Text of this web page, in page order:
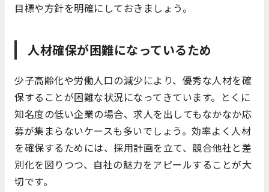
目標や方針を明確にしておきましょう。
人材確保が困難になっているため
少子高齢化や労働人口の減少により、優秀な人材を確
保することが困難な状況になってきています。とくに
知名度の低い企業の場合、求人を出してもなかなか応
募が集まらないケースも多いでしょう。効率よく人材
を確保するためには、採用計画を立て、競合他社と差
別化を図りつつ、自社の魅力をアピールすることが大
切です。